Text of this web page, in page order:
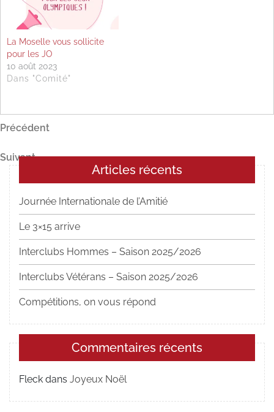
La Moselle vous sollicite
pour les JO
10 août 2023
Dans "Comité"
Navigation
de
l’article
Article
Précédent
Article
suivant
Suivant
Articles récents
Journée Internationale de l’Amitié
Le 3×15 arrive
Interclubs Hommes – Saison 2025/2026
Interclubs Vétérans – Saison 2025/2026
Compétitions, on vous répond
Commentaires récents
Fleck dans Joyeux Noël